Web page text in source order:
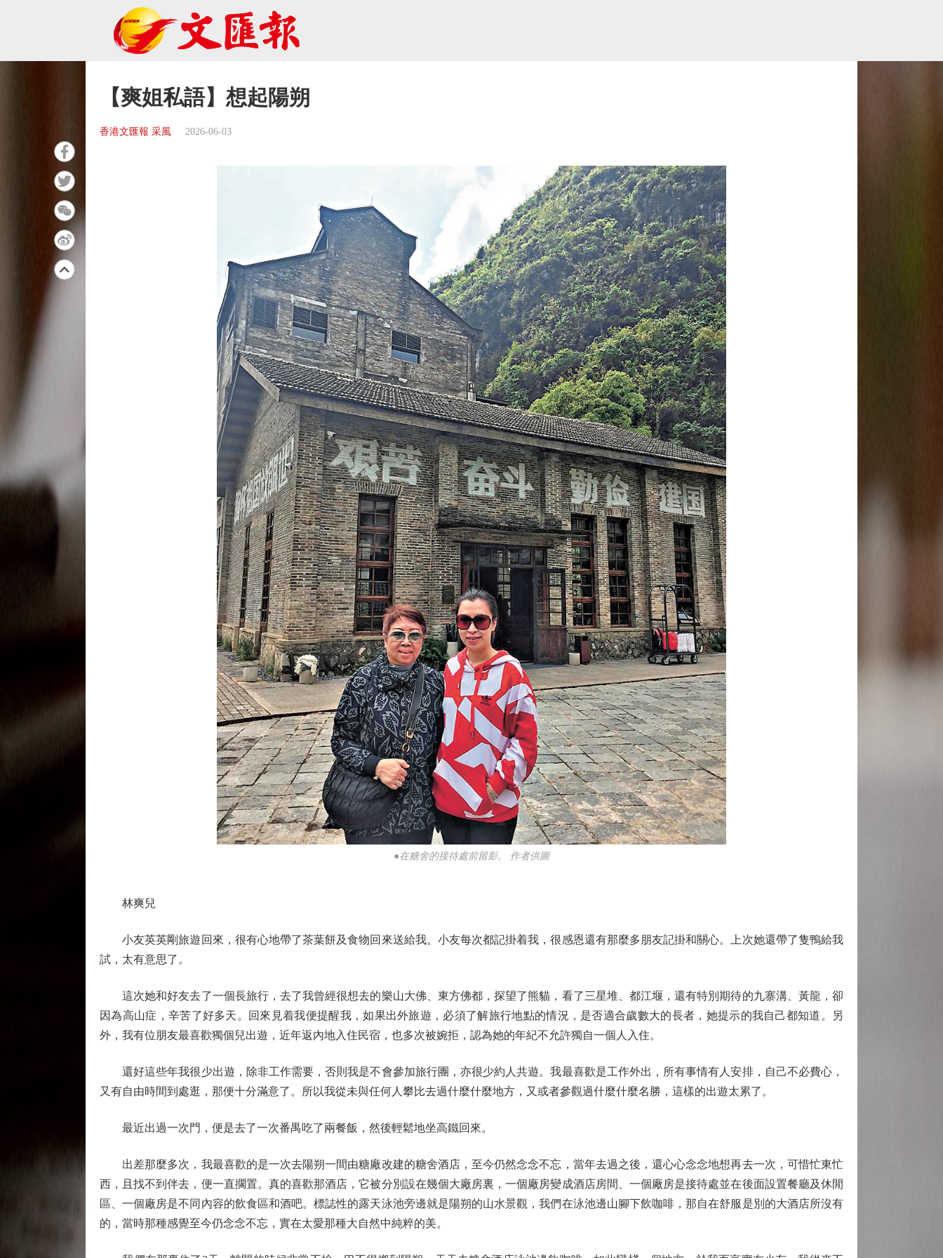
【爽姐私語】想起陽朔
香港文匯報 采風 2026-06-03
●在糖舍的接待處前留影。 作者供圖
林爽兒
小友英英剛旅遊回來，很有心地帶了茶葉餅及食物回來送給我。小友每次都記掛着我，很感恩還有那麼多朋友記掛和關心。上次她還帶了隻鴨給我
試，太有意思了。
這次她和好友去了一個長旅行，去了我曾經很想去的樂山大佛、東方佛都，探望了熊貓，看了三星堆、都江堰，還有特別期待的九寨溝、黃龍，卻
因為高山症，辛苦了好多天。回來見着我便提醒我，如果出外旅遊，必須了解旅行地點的情況，是否適合歲數大的長者，她提示的我自己都知道。另
外，我有位朋友最喜歡獨個兒出遊，近年返內地入住民宿，也多次被婉拒，認為她的年紀不允許獨自一個人入住。
還好這些年我很少出遊，除非工作需要，否則我是不會參加旅行團，亦很少約人共遊。我最喜歡是工作外出，所有事情有人安排，自己不必費心，
又有自由時間到處逛，那便十分滿意了。所以我從未與任何人攀比去過什麼什麼地方，又或者參觀過什麼什麼名勝，這樣的出遊太累了。
最近出過一次門，便是去了一次番禺吃了兩餐飯，然後輕鬆地坐高鐵回來。
出差那麼多次，我最喜歡的是一次去陽朔一間由糖廠改建的糖舍酒店，至今仍然念念不忘，當年去過之後，還心心念念地想再去一次，可惜忙東忙
西，且找不到伴去，便一直擱置。真的喜歡那酒店，它被分別設在幾個大廠房裏，一個廠房變成酒店房間、一個廠房是接待處並在後面設置餐廳及休閒
區、一個廠房是不同內容的飲食區和酒吧。標誌性的露天泳池旁邊就是陽朔的山水景觀，我們在泳池邊山腳下飲咖啡，那自在舒服是別的大酒店所沒有
的，當時那種感覺至今仍念念不忘，實在太愛那種大自然中純粹的美。